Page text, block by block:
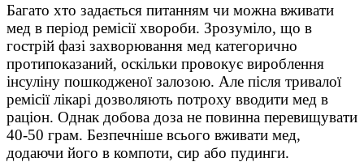
Багато хто задається питанням чи можна вживати
мед в період ремісії хвороби. Зрозуміло, що в
гострій фазі захворювання мед категорично
протипоказаний, оскільки провокує вироблення
інсуліну пошкодженої залозою. Але після тривалої
ремісії лікарі дозволяють потроху вводити мед в
раціон. Однак добова доза не повинна перевищувати
40-50 грам. Безпечніше всього вживати мед,
додаючи його в компоти, сир або пудинги.